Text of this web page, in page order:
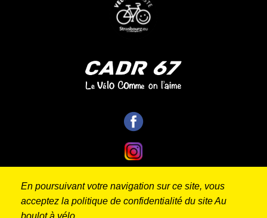
Contact
Mentions
Politique de
Réalisé
En poursuivant votre navigation sur ce site, vous
acceptez la politique de confidentialité du site Au
boulot à vélo.